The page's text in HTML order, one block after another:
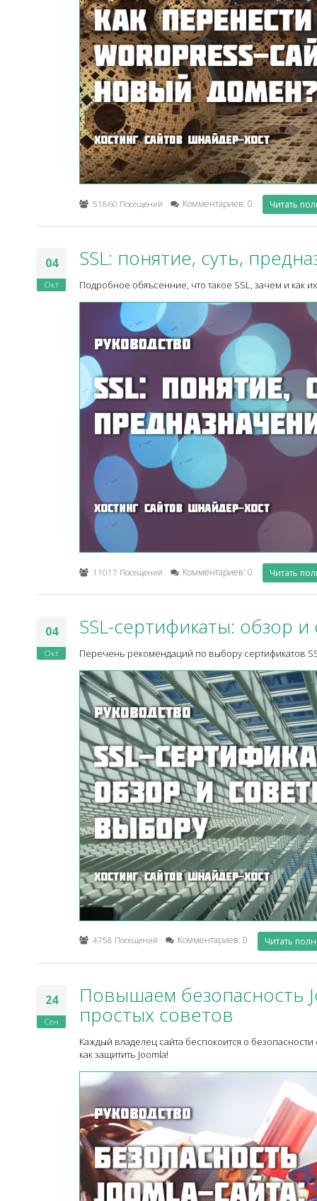
51860 Посещений Комментариев: 0 Читать
04
Окт
SSL: понятие, суть,
Подробное обяъсенние, что такое SSL, зачем и как
11017 Посещений Комментариев: 0 Читать
04
Окт
SSL-сертификаты: обзор
Перечень рекомендаций по выбору сертификатов
4758 Посещений Комментариев: 0 Читать
24
Сен
Повышаем безопасность
простых советов
Каждый владелец сайта беспокоится о
как защитить Joomla!